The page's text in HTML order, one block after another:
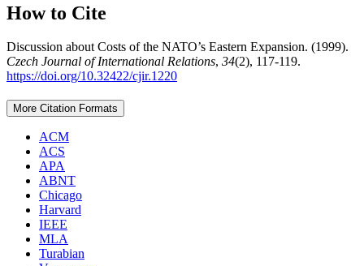
How to Cite
Discussion about Costs of the NATO’s Eastern Expansion. (1999).
Czech Journal of International Relations, 34(2), 117-119.
https://doi.org/10.32422/cjir.1220
More Citation Formats
ACM
ACS
APA
ABNT
Chicago
Harvard
IEEE
MLA
Turabian